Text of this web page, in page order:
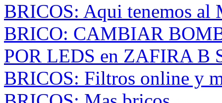
BRICOS: Aqui tenemos al
BRICO: CAMBIAR
POR LEDS en ZAFIRA B
BRICOS: Filtros online y